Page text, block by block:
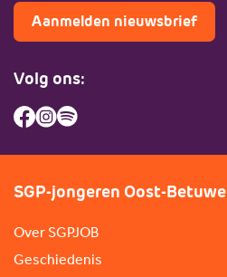
Aanmelden nieuwsbrief
Volg ons:
SGP-jongeren Oost-Betuwe
Over SGPJOB
Geschiedenis